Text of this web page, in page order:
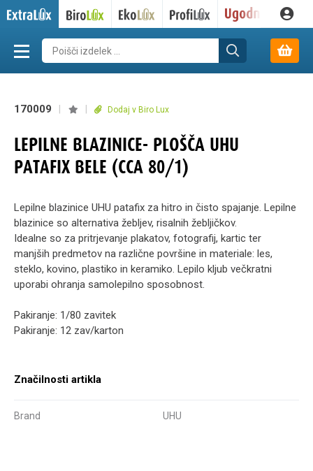
170009 Dodaj v Biro Lux
LEPILNE BLAZINICE- PLOŠČA UHU
PATAFIX BELE (CCA 80/1)
Lepilne blazinice UHU patafix za hitro in čisto spajanje. Lepilne
blazinice so alternativa žebljev, risalnih žebljičkov.
Idealne so za pritrjevanje plakatov, fotografij, kartic ter
manjših predmetov na različne površine in materiale: les,
steklo, kovino, plastiko in keramiko. Lepilo kljub večkratni
uporabi ohranja samolepilno sposobnost.
Pakiranje: 1/80 zavitek
Pakiranje: 12 zav/karton
Značilnosti artikla
Brand UHU